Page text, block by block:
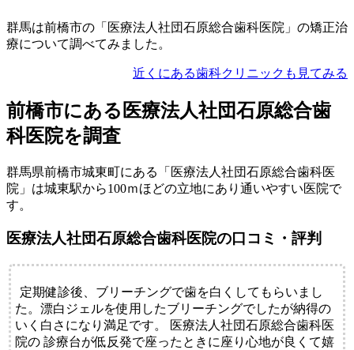
群馬は前橋市の「医療法人社団石原総合歯科医院」の矯正治
療について調べてみました。
近くにある歯科クリニックも見てみる
前橋市にある医療法人社団石原総合歯
科医院を調査
群馬県前橋市城東町にある「医療法人社団石原総合歯科医
院」は城東駅から100ｍほどの立地にあり通いやすい医院で
す。
医療法人社団石原総合歯科医院の口コミ・評判
定期健診後、ブリーチングで歯を白くしてもらいまし
た。漂白ジェルを使用したブリーチングでしたが納得の
いく白さになり満足です。 医療法人社団石原総合歯科医
院の 診療台が低反発で座ったときに座り心地が良くて嬉